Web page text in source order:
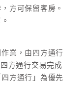
方可保留客房。
業，由四方通行
方通行交易完成
方通行」為優先